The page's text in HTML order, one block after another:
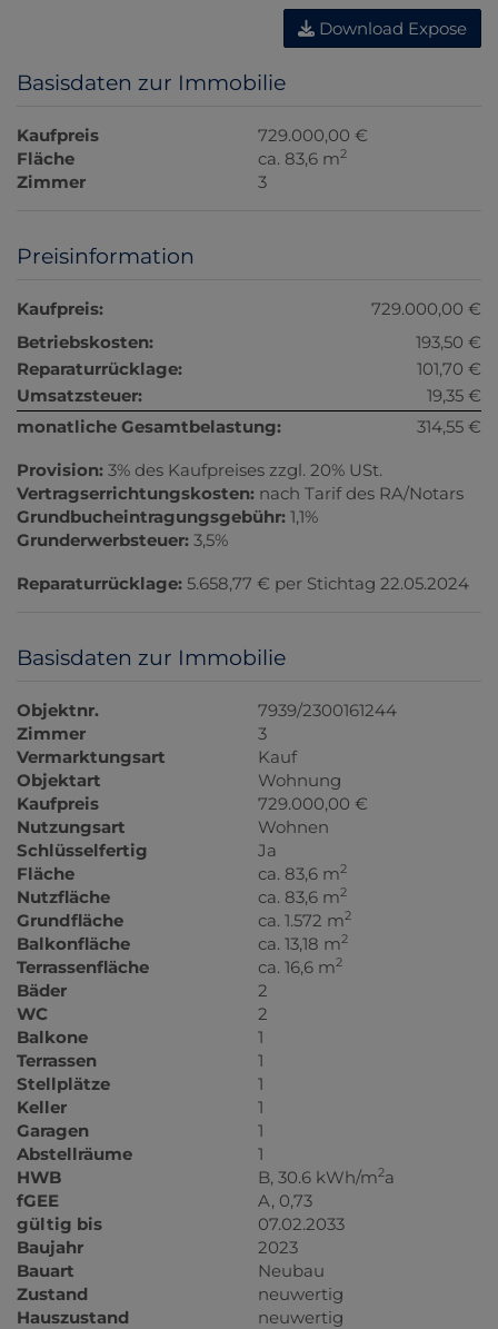
Download Expose
Basisdaten zur Immobilie
Kaufpreis
729.000,00 €
Fläche
ca. 83,6 m2
Zimmer 3
Preisinformation
Kaufpreis:
729.000,00 €
Betriebskosten:
193,50 €
Reparaturrücklage:
101,70 €
Umsatzsteuer:
19,35 €
monatliche Gesamtbelastung:
314,55 €
Provision: 3% des Kaufpreises zzgl. 20% USt.
Vertragserrichtungskosten: nach Tarif des RA/Notars
Grundbucheintragungsgebühr: 1,1%
Grunderwerbsteuer: 3,5%
Reparaturrücklage: 5.658,77 € per Stichtag 22.05.2024
Basisdaten zur Immobilie
Objektnr.
7939/2300161244
Zimmer
3
Vermarktungsart
Kauf
Objektart
Wohnung
Kaufpreis
729.000,00 €
Nutzungsart
Wohnen
Schlüsselfertig
Ja
Fläche
ca. 83,6 m2
Nutzfläche ca. 83,6 m2
Grundfläche ca. 1.572 m2
Balkonfläche ca. 13,18 m2
Terrassenfläche ca. 16,6 m2
Bäder
2
WC
2
Balkone
1
Terrassen
1
Stellplätze
1
Keller
1
Garagen
1
Abstellräume
1
HWB
B, 30.6 kWh/m2a
fGEE
A, 0,73
gültig bis
07.02.2033
Baujahr
2023
Bauart
Neubau
Zustand
neuwertig
Hauszustand
neuwertig